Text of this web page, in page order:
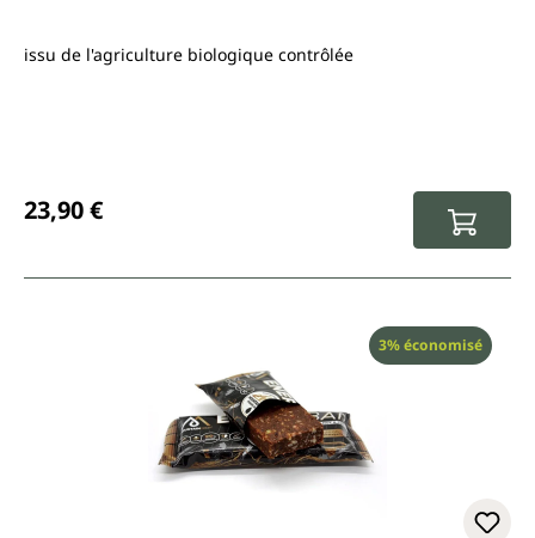
issu de l'agriculture biologique contrôlée
23,90 €
Réduction
3% économisé